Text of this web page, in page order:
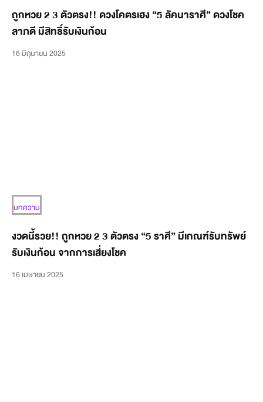
ถูกหวย 2 3 ตัวตรง!! ดวงโคตรเฮง “5 ลัคนาราศี” ดวงโชค
ลาภดี มีสิทธิ์รับเงินก้อน
16 มิถุนายน 2025
บทความ
งวดนี้รวย!! ถูกหวย 2 3 ตัวตรง “5 ราศี” มีเกณฑ์รับทรัพย์
รับเงินก้อน จากการเสี่ยงโชค
16 เมษายน 2025